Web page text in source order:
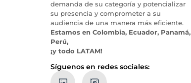
demanda de su categoría y potencializar
su presencia y comprometer a su
audiencia de una manera más eficiente.
Estamos en Colombia, Ecuador, Panamá,
Perú,
¡y todo LATAM!
Síguenos en redes sociales: